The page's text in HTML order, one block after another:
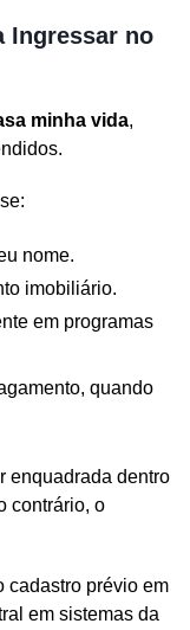
Ingressar no
minha vida,
nome.
imobiliário.
em programas
quando
enquadrada dentro
contrário, o
cadastro prévio em
em sistemas da